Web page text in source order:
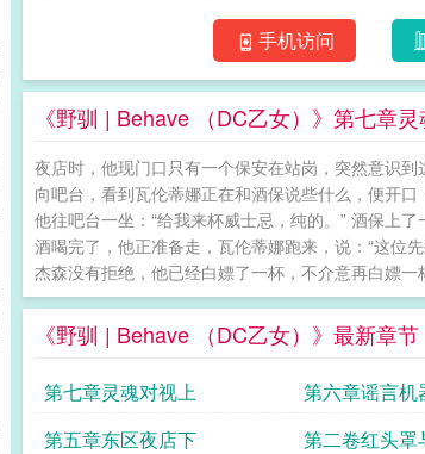
脆的玻璃破碎声。夜
声音停住了。莉娅也看
来，落到地上，一时之
安静。
么。”“你为什么不问杰
送点别的。”科莉道。“
飘走了：“你们男人真
视：“科莉什么意思？
他，他也没有忘记她。
是双向的。无人知道
解，除了他们自己。不
克是dom和结局时的
节。一号平行世界番
提姆玩一些gB。二号
手机访问
《野驯 | Behave （DC乙女）》第七章
夜店时，他现门口只有一个保安在站岗，突然意识
向吧台，看到瓦伦蒂娜正在和酒保说些什么，便开
他往吧台一坐：“给我来杯威士忌，纯的。” 酒保上
酒喝完了，他正准备走，瓦伦蒂娜跑来，说：“这位
杰森没有拒绝，他已经白嫖了一杯，不介意再白嫖
《野驯 | Behave （DC乙女）》最新章节
第七章灵魂对视上 第六章谣言机
第五章东区夜店下
第二卷红头罩